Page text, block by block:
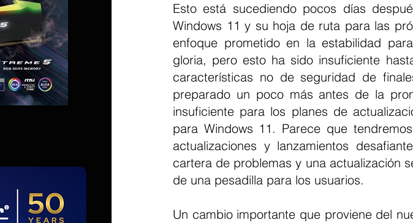
Esto está sucediendo pocos días
Windows 11 y su hoja de ruta para las
enfoque prometido en la estabilidad
gloria, pero esto ha sido insuficiente
características no de seguridad de
preparado un poco más antes de la
insuficiente para los planes de
para Windows 11. Parece que
actualizaciones y lanzamientos
cartera de problemas y una actualización
de una pesadilla para los usuarios.
Un cambio importante que proviene del